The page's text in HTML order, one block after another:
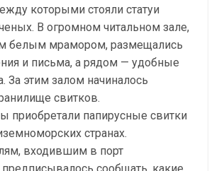
которыми стояли статуи
В огромном читальном зале,
белым мрамором, размещались
и письма, а рядом — удобные
За этим залом начиналось
свитков.
приобретали папирусные свитки
странах.
входившим в порт